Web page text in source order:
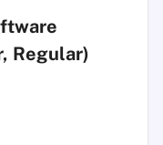
Regular)